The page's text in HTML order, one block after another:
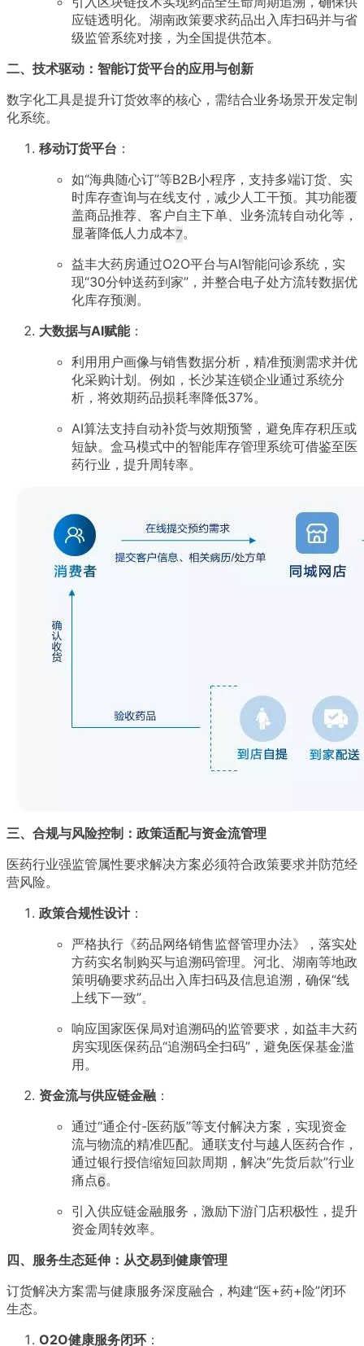
应链透明化。湖南政策要求药品出入库扫码并与省
级监管系统对接，为全国提供范本。
二、技术驱动：智能订货平台的应用与创新
数字化工具是提升订货效率的核心，需结合业务场景开发定制
化系统。
移动订货平台 ：
如“海典随心订”等B2B小程序，支持多端订货、实
时库存查询与在线支付，减少人工干预。其功能覆
盖商品推荐、客户自主下单、业务流转自动化等，
显著降低人力成本7。
益丰大药房通过O2O平台与AI智能问诊系统，实
现“30分钟送药到家”，并整合电子处方流转数据优
化库存预测 。
大数据与AI赋能：
利用用户画像与销售数据分析，精准预测需求并优
化采购计划。例如，长沙某连锁企业通过系统分
析，将效期药品损耗率降低37%。
AI算法支持自动补货与效期预警，避免库存积压或
短缺。盒马模式中的智能库存管理系统可借鉴至医
药行业，提升周转率。
三、合规与风险控制：政策适配与资金流管理
医药行业强监管属性要求解决方案必须符合政策要求并防范经
营风险。
政策合规性设计：
严格执行《药品网络销售监督管理办法》，落实处
方药实名制购买与追溯码管理。河北、湖南等地政
策明确要求药品出入库扫码及信息追溯，确保“线
上线下一致”。
响应国家医保局对追溯码的监管要求，如益丰大药
房实现医保药品“追溯码全扫码”，避免医保基金滥
用。
资金流与供应链金融 ：
通过“通企付-医药版”等支付解决方案，实现资金
流与物流的精准匹配。通联支付与越人医药合作，
通过银行授信缩短回款周期，解决“先货后款”行业
痛点6。
引入供应链金融服务，激励下游门店积极性，提升
资金周转效率。
四、服务生态延伸：从交易到健康管理
订货解决方案需与健康服务深度融合，构建“医+药+险”闭环
生态。
O2O健康服务闭环：